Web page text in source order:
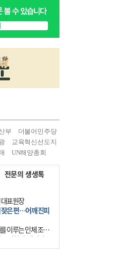
부
더불어민주당
교육혁신선도지
UN해양총회
전문의 생생톡
표원장
은 편…어깨 진피
이루는 인체 조직
을 말한다. 여기에
개 증후군, 어깨